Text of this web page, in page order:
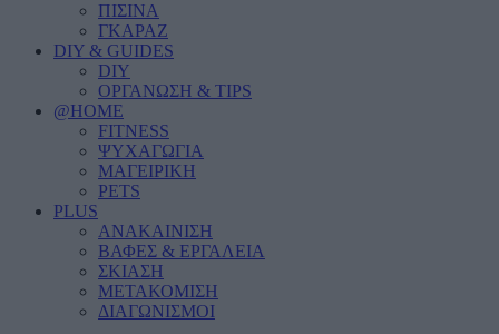
ΠΙΣΙΝΑ
ΓΚΑΡΑΖ
DIY & GUIDES
DIY
ΟΡΓΑΝΩΣΗ & TIPS
@HOME
FITNESS
ΨΥΧΑΓΩΓΙΑ
ΜΑΓΕΙΡΙΚΗ
PETS
PLUS
ΑΝΑΚΑΙΝΙΣΗ
ΒΑΦΕΣ & ΕΡΓΑΛΕΙΑ
ΣΚΙΑΣΗ
ΜΕΤΑΚΟΜΙΣΗ
ΔΙΑΓΩΝΙΣΜΟΙ